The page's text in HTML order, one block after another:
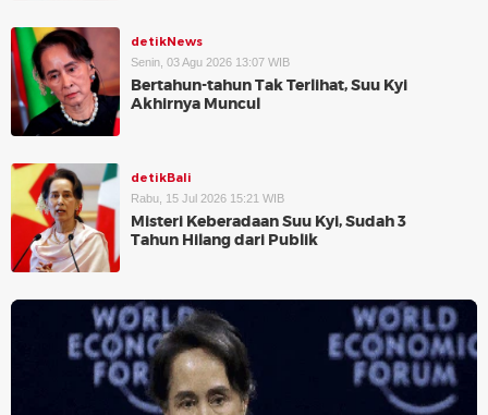
detikNews
Senin, 03 Agu 2026 13:07 WIB
Bertahun-tahun Tak Terlihat, Suu Kyi
Akhirnya Muncul
detikBali
Rabu, 15 Jul 2026 15:21 WIB
Misteri Keberadaan Suu Kyi, Sudah 3
Tahun Hilang dari Publik